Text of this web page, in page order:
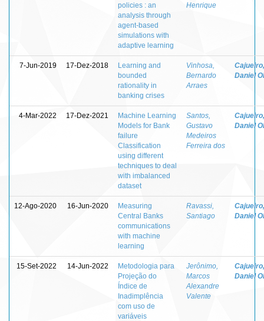
policies : an
analysis through
agent-based
simulations with
adaptive learning
Henrique
7-Jun-2019 17-Dez-2018
Learning and
bounded
rationality in
banking crises
Vinhosa,
Bernardo
Arraes
Cajueiro,
Daniel
4-Mar-2022 17-Dez-2021
Machine Learning
Models for Bank
failure
Classification
using different
techniques to deal
with imbalanced
dataset
Santos,
Gustavo
Medeiros
Ferreira dos
Cajueiro,
Daniel
12-Ago-2020 16-Jun-2020
Measuring
Central Banks
communications
with machine
learning
Ravassi,
Santiago
Cajueiro,
Daniel
15-Set-2022 14-Jun-2022
Metodologia para
Projeção do
Índice de
Inadimplência
com uso de
variáveis
Jerônimo,
Marcos
Alexandre
Valente
Cajueiro,
Daniel